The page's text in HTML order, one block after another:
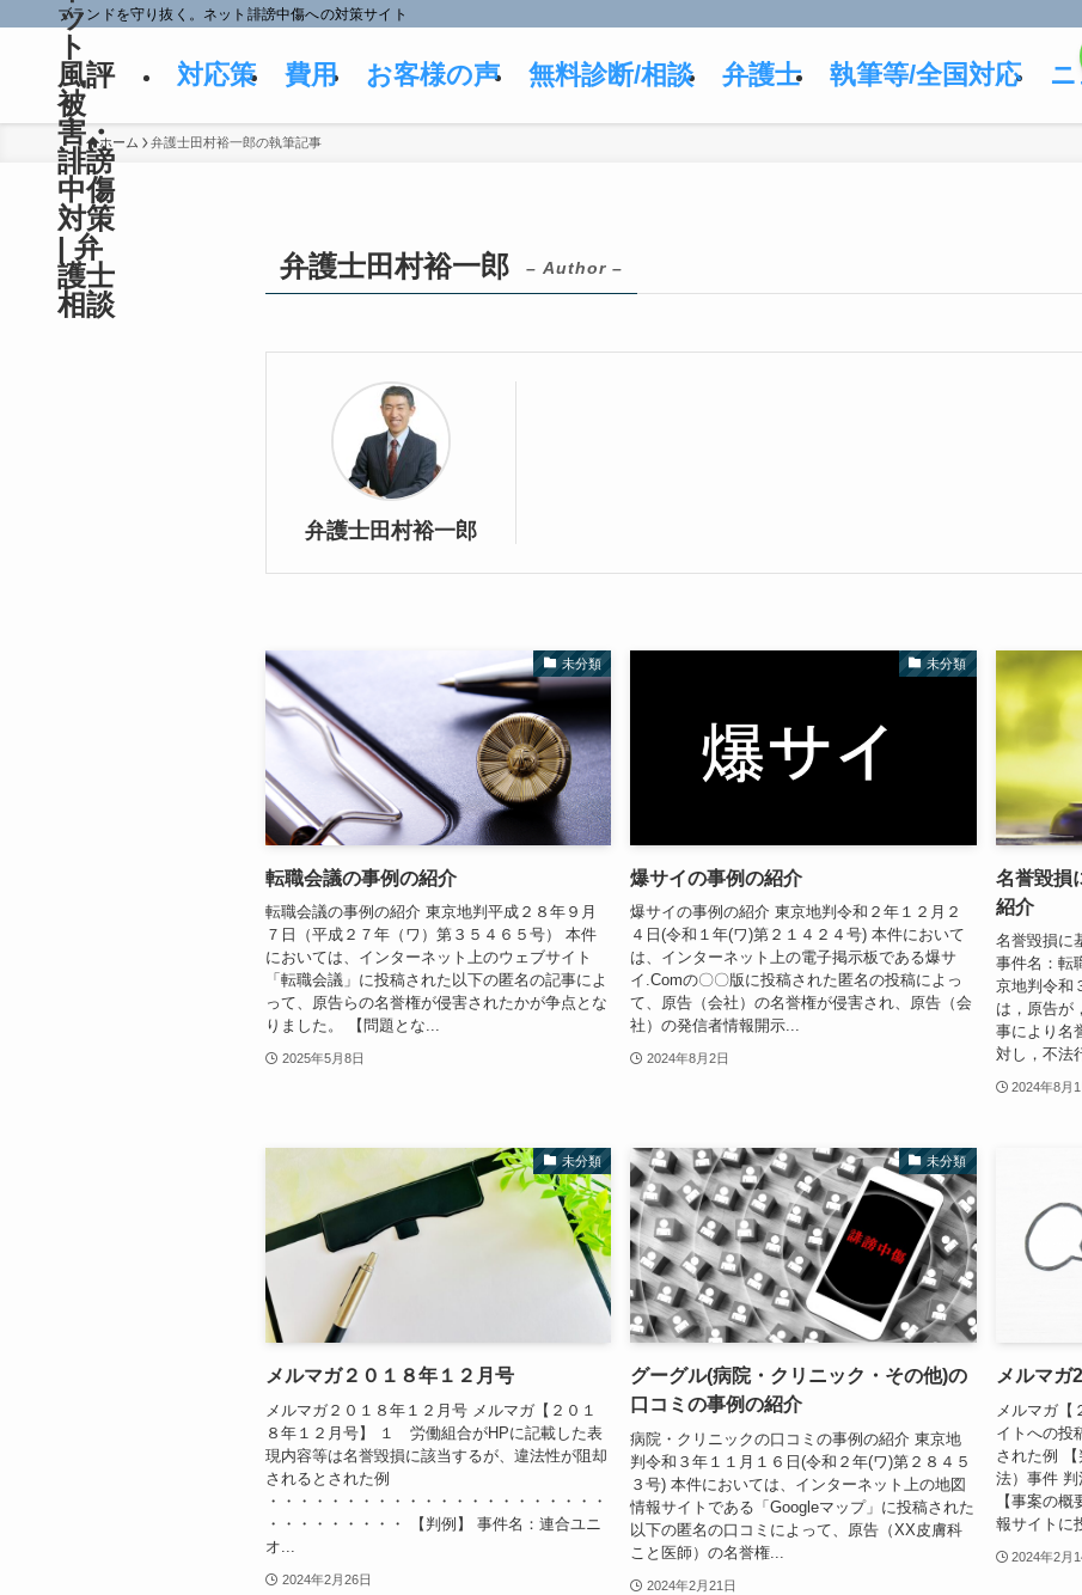
ブランドを守り抜く。ネット誹謗中傷への対策サイト
ッ
ト
風評
被
害・
誹謗
中傷
対策
| 弁
護士
相談
対応策 費用 お客様の声 無料診断/相談 弁護士 執筆等/全国対応
ホーム 弁護士田村裕一郎の執筆記事
弁護士田村裕一郎 – Author –
弁護士田村裕一郎
未分類
転職会議の事例の紹介
転職会議の事例の紹介 東京地判平成２８年９月
７日（平成２７年（ワ）第３５４６５号） 本件
においては、インターネット上のウェブサイト
「転職会議」に投稿された以下の匿名の記事によ
って、原告らの名誉権が侵害されたかが争点とな
りました。 【問題とな...
2025年5月8日
未分類
爆サイの事例の紹介
爆サイの事例の紹介 東京地判令和２年１２月２
４日(令和１年(ワ)第２１４２４号) 本件において
は、インターネット上の電子掲示板である爆サ
イ.Comの〇〇版に投稿された匿名の投稿によっ
て、原告（会社）の名誉権が侵害され、原告（会
社）の発信者情報開示...
2024年8月2日
名誉毀損
紹介
名誉毀損に
事件名：転
京地判令和
は，原告が
事により名
対し，不法
2024年8月1
未分類
メルマガ２０１８年１２月号
メルマガ２０１８年１２月号 メルマガ【２０１
８年１２月号】 １ 労働組合がHPに記載した表
現内容等は名誉毀損に該当するが、違法性が阻却
されるとされた例
・・・・・・・・・・・・・・・・・・・・・・
・・・・・・・・・ 【判例】 事件名：連合ユニ
オ...
2024年2月26日
未分類
グーグル(病院・クリニック・その他)の
口コミの事例の紹介
病院・クリニックの口コミの事例の紹介 東京地
判令和３年１１月１６日(令和２年(ワ)第２８４５
３号) 本件においては、インターネット上の地図
情報サイトである「Googleマップ」に投稿された
以下の匿名の口コミによって、原告（XX皮膚科
こと医師）の名誉権...
2024年2月21日
メルマガ
メルマガ
イトへの投
された例
法）事件 判
【事案の
報サイトに
2024年2月